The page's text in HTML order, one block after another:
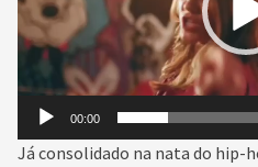
00:00
Já consolidado na nata do hip-